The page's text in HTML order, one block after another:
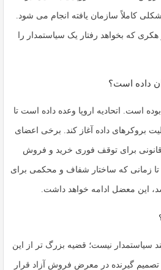
شکلی کاملاً سازمان یافته انجام می شود.
که بخواهد رفتار یک سیاستمدار را
داده است؟
است. اتحادیه اروپا وعده داده است تا
بروکرهای داده آغاز کند. برخی اعضای
برای توقف فوری خرید و فروش
تا زمانی که ساختار شفاف و محکمی برای
این معضل ادامه خواهد داشت.
سیاستمدار نیست؛ قضیه بزرگ تر از این
گیرنده در معرض فروش آزاد قرار